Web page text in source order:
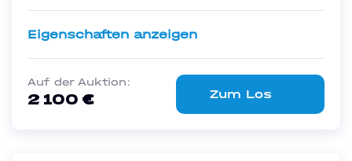
Eigenschaften anzeigen
Auf der Auktion:
2 100 € Zum Los